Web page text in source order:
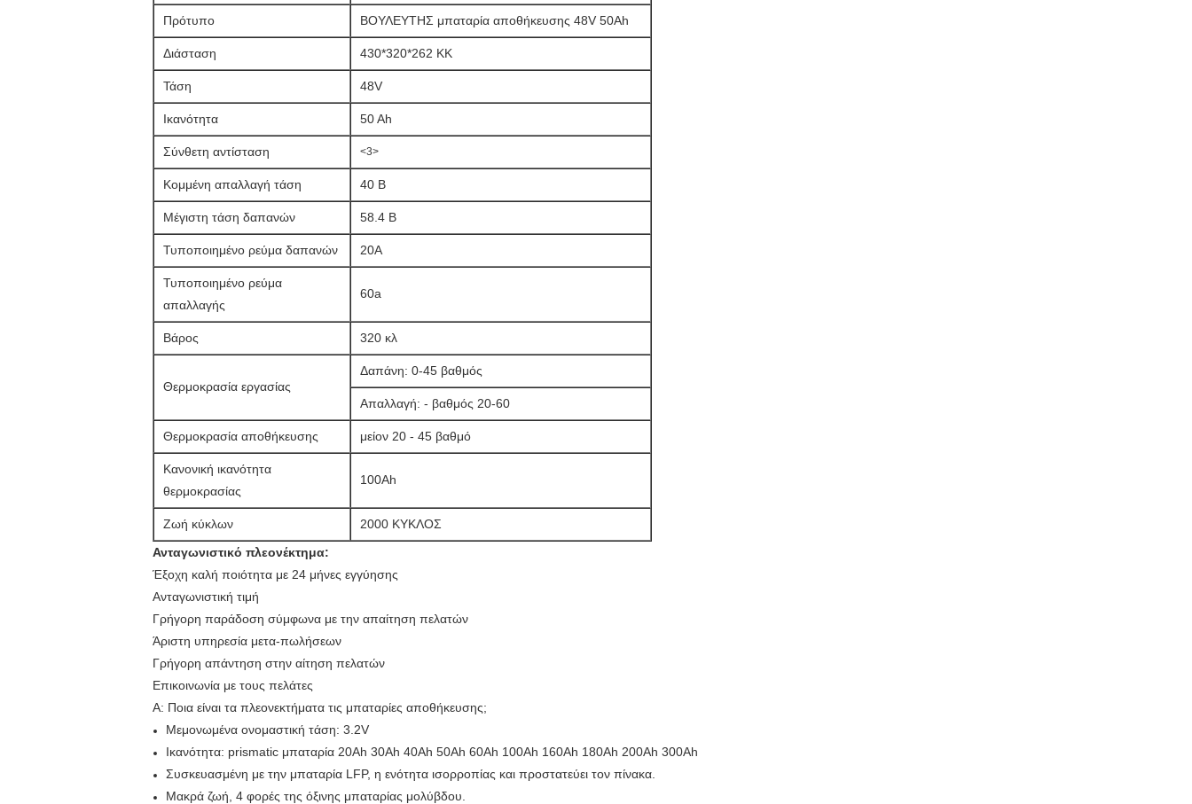
Πρότυπο ΒΟΥΛΕΥΤΗΣ μπαταρία αποθήκευσης 48V 50Ah
Διάσταση 430*320*262 ΚΚ
Τάση 48V
Ικανότητα 50 Ah
Σύνθετη αντίσταση <3>
Κομμένη απαλλαγή τάση 40 Β
Μέγιστη τάση δαπανών 58.4 Β
Τυποποιημένο ρεύμα δαπανών 20A
Τυποποιημένο ρεύμα
απαλλαγής
60a
Βάρος 320 κλ
Θερμοκρασία εργασίας
Δαπάνη: 0-45 βαθμός
Απαλλαγή: - βαθμός 20-60
Θερμοκρασία αποθήκευσης μείον 20 - 45 βαθμό
Κανονική ικανότητα
θερμοκρασίας
100Ah
Ζωή κύκλων
2000 ΚΥΚΛΟΣ
Ανταγωνιστικό πλεονέκτημα:
Έξοχη καλή ποιότητα με 24 μήνες εγγύησης
Ανταγωνιστική τιμή
Γρήγορη παράδοση σύμφωνα με την απαίτηση πελατών
Άριστη υπηρεσία μετα-πωλήσεων
Γρήγορη απάντηση στην αίτηση πελατών
Επικοινωνία με τους πελάτες
Α: Ποια είναι τα πλεονεκτήματα τις μπαταρίες αποθήκευσης;
Μεμονωμένα ονομαστική τάση: 3.2V
Ικανότητα: prismatic μπαταρία 20Ah 30Ah 40Ah 50Ah 60Ah 100Ah 160Ah 180Ah 200Ah 300Ah
Συσκευασμένη με την μπαταρία LFP, η ενότητα ισορροπίας και προστατεύει τον πίνακα.
Μακρά ζωή, 4 φορές της όξινης μπαταρίας μολύβδου.